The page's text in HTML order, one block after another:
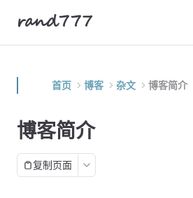
Skip to content
rand777
首页 博客 杂文 博客简介
博客简介
复制页面